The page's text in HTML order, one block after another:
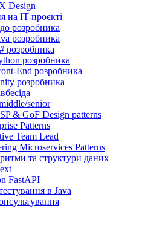
Design
на IT-проєкті
розробника
розробника
розробника
розробника
End розробника
розробника
senior
& GoF Design patterns
Patterns
Team Lead
Microservices Patterns
та структури даних
FastAPI
в Java